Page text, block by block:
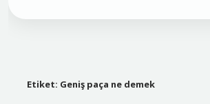
Etiket: Geniş paça ne demek